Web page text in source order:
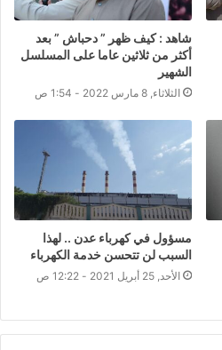
شاهد : كيف ظهر ” دحباش ” بعد
أكثر من ثلاثين عاما على المسلسل
الشهير
الثلاثاء, 8 مارس 2022 - 1:54 ص
مسؤول في كهرباء عدن .. لهذا
السبب لن تتحسن خدمة الكهرباء
الأحد, 25 أبريل 2021 - 12:22 ص